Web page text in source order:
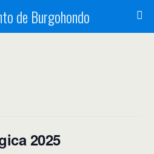
de Burgohondo
2025